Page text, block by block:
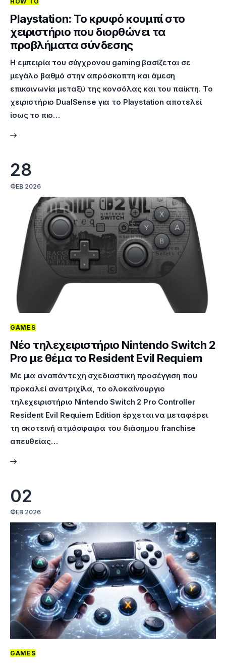
Playstation: Το κρυφό κουμπί στο
χειριστήριο που διορθώνει τα
προβλήματα σύνδεσης
Η εμπειρία του σύγχρονου gaming βασίζεται σε
μεγάλο βαθμό στην απρόσκοπτη και άμεση
επικοινωνία μεταξύ της κονσόλας και του παίκτη. Το
χειριστήριο DualSense για το Playstation αποτελεί
ίσως το πιο…
28
ΦΕΒ 2026
GAMES
Νέο τηλεχειριστήριο Nintendo Switch 2
Pro με θέμα το Resident Evil Requiem
Με μια αναπάντεχη σχεδιαστική προσέγγιση που
προκαλεί ανατριχίλα, το ολοκαίνουργιο
τηλεχειριστήριο Nintendo Switch 2 Pro Controller
Resident Evil Requiem Edition έρχεται να μεταφέρει
τη σκοτεινή ατμόσφαιρα του διάσημου franchise
απευθείας…
02
ΦΕΒ 2026
GAMES